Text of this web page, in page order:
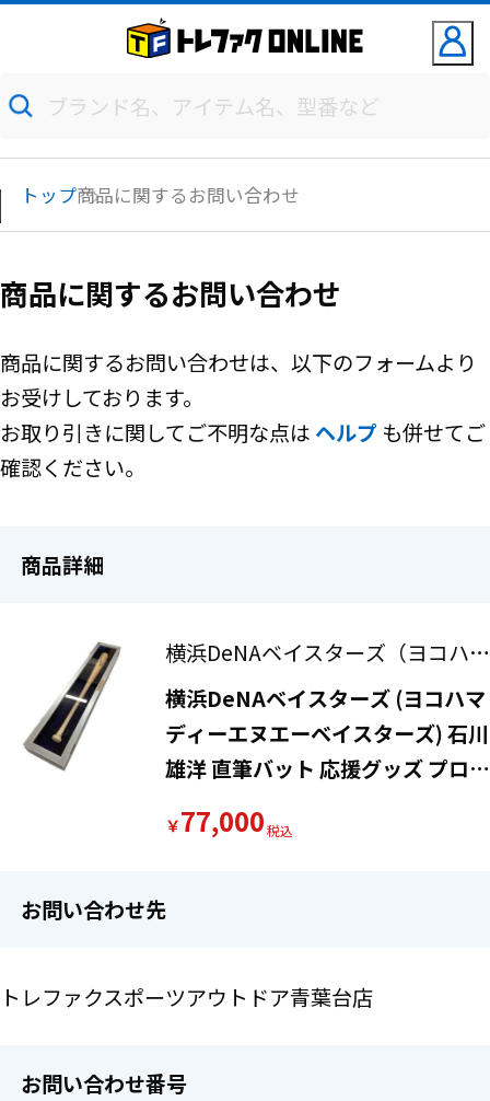
トップ商品に関するお問い合わせ
商品に関するお問い合わせ
商品に関するお問い合わせは、以下のフォームより
お受けしております。
お取り引きに関してご不明な点は ヘルプ も併せてご
確認ください。
商品詳細
横浜DeNAベイスターズ（ヨコハマ
ディーエヌエーベイスターズ）
横浜DeNAベイスターズ (ヨコハマ
ディーエヌエーベイスターズ) 石川
雄洋 直筆バット 応援グッズ プロ通
明有
￥77,000
お問い合わせ先
トレファクスポーツアウトドア青葉台店
お問い合わせ番号